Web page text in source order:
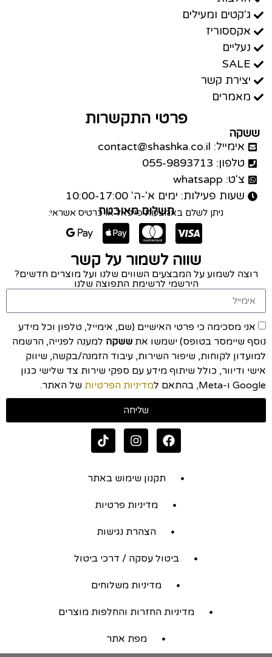
ג'קטים ומעילים
אקססוריז
נעליים
SALE
יצירת קשר
מאמרים
פרטי התקשרות
ששקה
אימייל: contact@shashka.co.il
טלפון: 055-9893713
צ'ט: whatsapp
שעות פעילות: ימים א'-ה' 10:00-17:00
תשלום מאובטח
ניתן לשלם באמצעות פייפאל או כרטיס אשראי:
שווה לשמור על קשר
רוצה לשמוע על המבצעים השווים שלנו ועל מוצרים חדשים?
הירשמי לרשימת התפוצה שלנו
אני מסכימה כי פרטי האישיים (שם, אימייל, טלפון וכל מידע
נוסף שיימסר בטופס) ישמשו את ששקה למענה לפנייה, הרשמה
למועדון לקוחות, שיפור השירות, עיבוד הזמנה/בקשה, שיווק
אישי ודיוור, כולל שיתוף מידע עם ספקי שירות צד שלישי כגון
Google ו-Meta, בהתאם ל
מדיניות הפרטיות של האתר.
שליחה
תקנון שימוש באתר
מדיניות פרטיות
הצהרת נגישות
ביטול עסקה / דרכי ביטול
מדיניות משלוחים
מדיניות החזרות והחלפות מוצרים
מפת אתר